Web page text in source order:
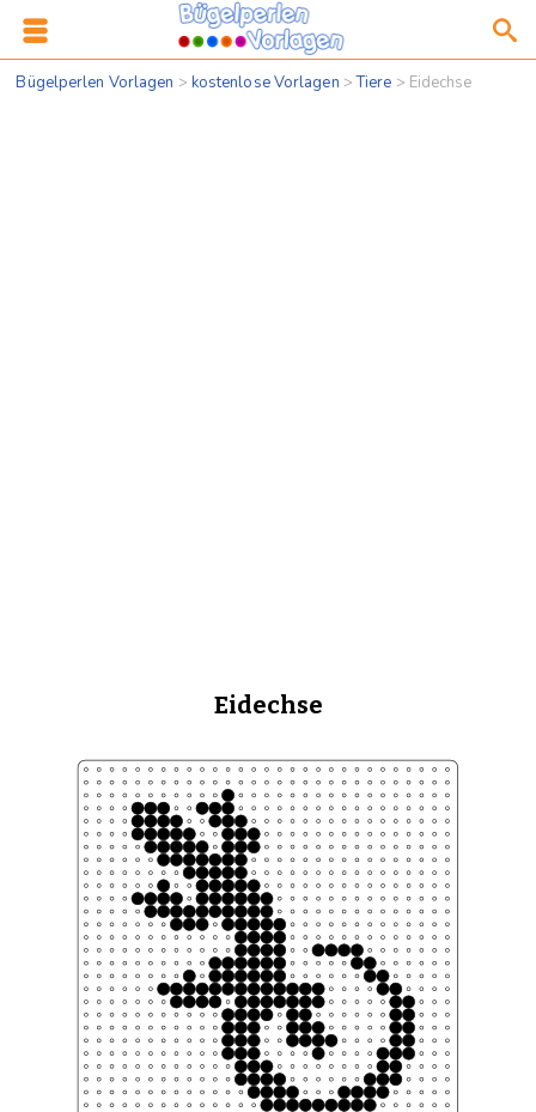
Bügelperlen Vorlagen > kostenlose Vorlagen >Tiere > Eidechse
Eidechse